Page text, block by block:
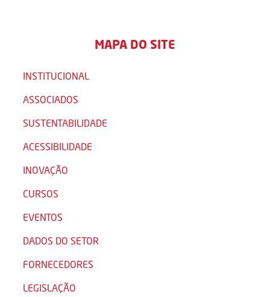
MAPA DO SITE
INSTITUCIONAL
ASSOCIADOS
SUSTENTABILIDADE
ACESSIBILIDADE
INOVAÇÃO
CURSOS
EVENTOS
DADOS DO SETOR
FORNECEDORES
LEGISLAÇÃO